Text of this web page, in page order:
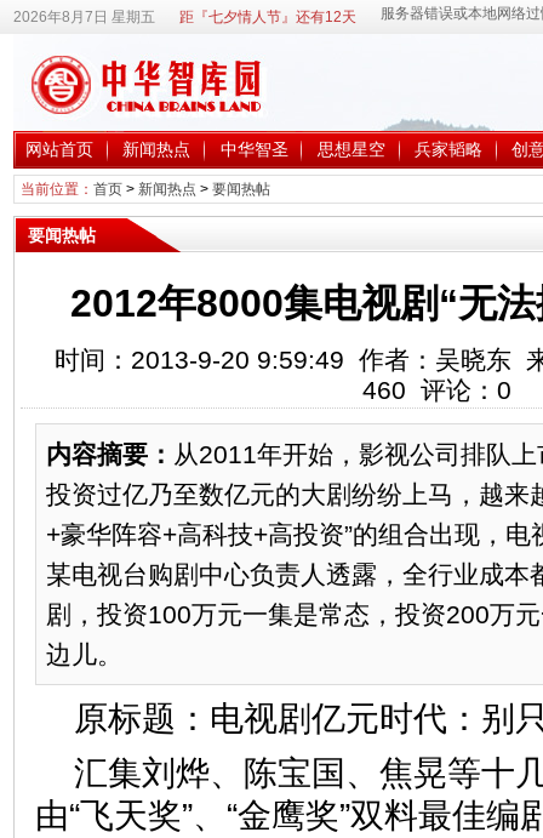
2026年8月7日 星期五 距『七夕情人节』还有12天
网站首页 新闻热点 中华智圣 思想星空 兵家韬略 创
当前位置： 首页> 新闻热点 > 要闻热帖
要闻热帖
2012年8000集电视剧“无
时间：2013-9-20 9:59:49 作者：吴晓东
460 评论： 0
内容摘要： 从2011年开始，影视公司排队
投资过亿乃至数亿元的大剧纷纷上马，越来
+豪华阵容+高科技+高投资”的组合出现，电
某电视台购剧中心负责人透露，全行业成本
剧，投资100万元一集是常态，投资200万
边儿。
原标题：电视剧亿元时代：别
汇集刘烨、陈宝国、焦晃等十
由“飞天奖”、“金鹰奖”双料最佳